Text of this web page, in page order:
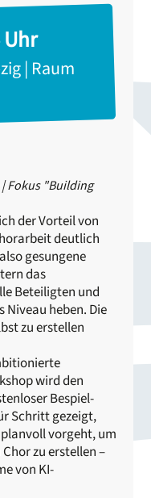
Uhr
| Raum
|Fokus "Building
der Vorteil von
deutlich
gesungene
das
Beteiligten und
Niveau heben. Die
zu erstellen
wird den
Bespiel-
Schritt gezeigt,
vorgeht, um
zu erstellen –
von KI-